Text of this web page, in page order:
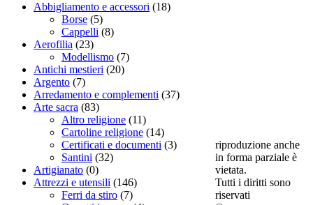
Abbigliamento e accessori (18)
Borse (5)
Cappelli (8)
Aerofilia (23)
Modellismo (7)
Antichi mestieri (20)
Argento (7)
Arredamento e complementi (37)
Arte sacra (83)
Altro religione (11)
Cartoline religione (14)
Certificati e documenti (3)
Santini (32)
Artigianato (0)
Attrezzi e utensili (146)
Ferri da stiro (7)
riproduzione anche
in forma parziale è
vietata.
Tutti i diritti sono
riservati